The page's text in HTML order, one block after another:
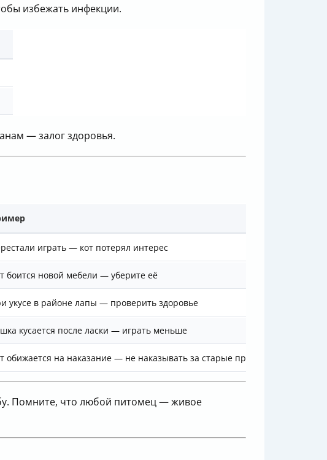
избежать инфекции.
— залог здоровья.
играть — кот потерял интерес
боится новой мебели — уберите её
укусе в районе лапы — проверить здоровье
кусается после ласки — играть меньше
обижается на наказание — не наказывать за старые привычки
Помните, что любой питомец — живое